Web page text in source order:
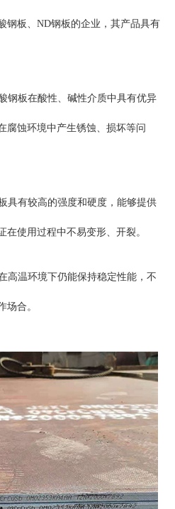
钢板、ND钢板的企业，其产品具有
钢板在酸性、碱性介质中具有优异
腐蚀环境中产生锈蚀、损坏等问
具有较高的强度和硬度，能够提供
使用过程中不易变形、开裂。
高温环境下仍能保持稳定性能，不
场合。